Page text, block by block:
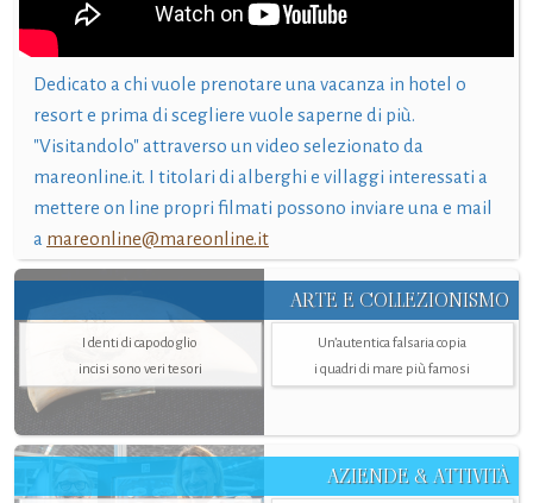
Dedicato a chi vuole prenotare una vacanza in hotel o
resort e prima di scegliere vuole saperne di più.
"Visitandolo" attraverso un video selezionato da
mareonline.it. I titolari di alberghi e villaggi interessati a
mettere on line propri filmati possono inviare una e mail
a mareonline@mareonline.it
ARTE E COLLEZIONISMO
I denti di capodoglio
incisi sono veri tesori
Un’autentica falsaria copia
i quadri di mare più famosi
AZIENDE & ATTIVITÀ